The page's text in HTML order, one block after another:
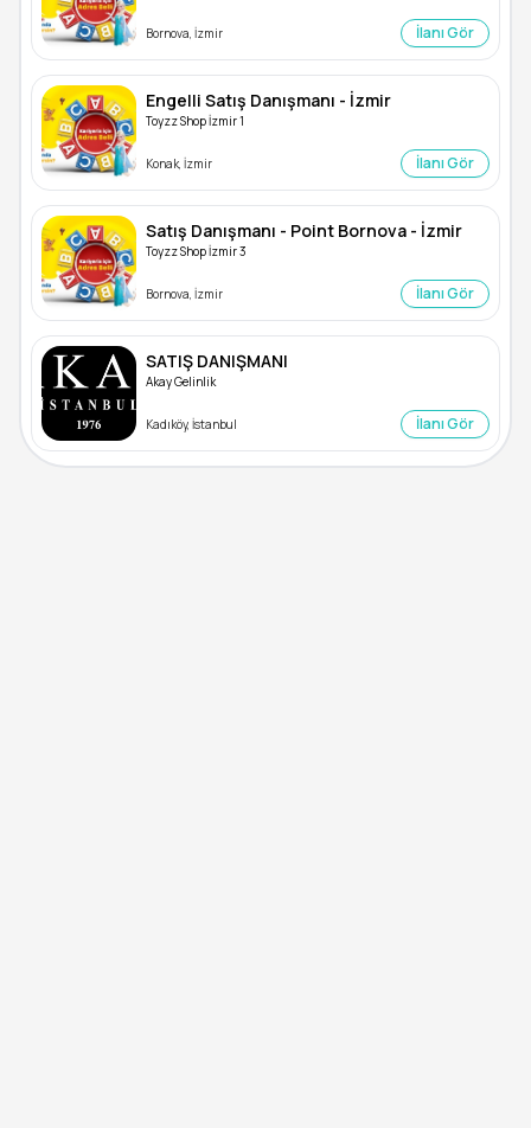
Bornova, İzmir İlanı Gör
Engelli Satış Danışmanı - İzmir
Toyzz Shop İzmir 1
Konak, İzmir İlanı Gör
Satış Danışmanı - Point Bornova - İzmir
Toyzz Shop İzmir 3
Bornova, İzmir İlanı Gör
SATIŞ DANIŞMANI
Akay Gelinlik
Kadıköy, İstanbul İlanı Gör